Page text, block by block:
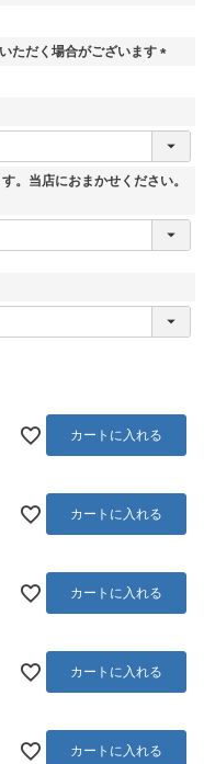
ただく場合がございます
)
。当店におまかせください。
カートに入れる
カートに入れる
カートに入れる
カートに入れる
カートに入れる